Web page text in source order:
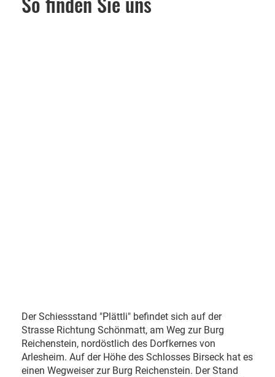
Der Schiessstand "Plättli" befindet sich auf der
Strasse Richtung Schönmatt, am Weg zur Burg
Reichenstein, nordöstlich des Dorfkernes von
Arlesheim. Auf der Höhe des Schlosses Birseck hat es
einen Wegweiser zur Burg Reichenstein. Der Stand